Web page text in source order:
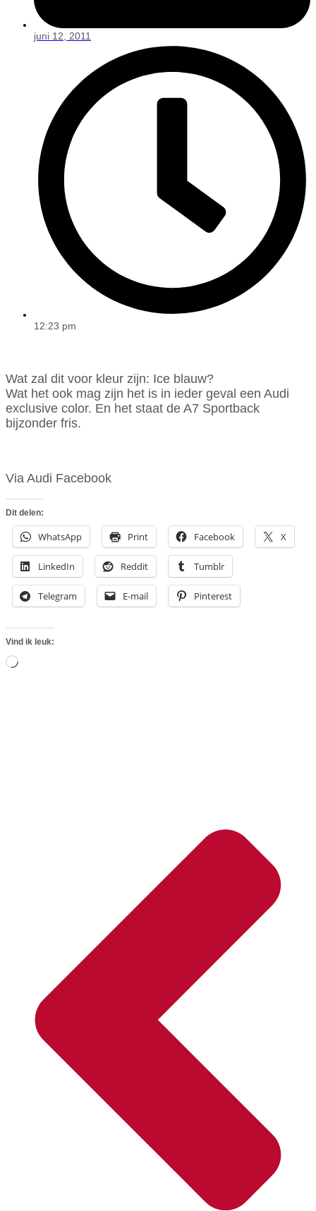
juni 12, 2011
12:23 pm
Wat zal dit voor kleur zijn: Ice blauw?
Wat het ook mag zijn het is in ieder geval een Audi
exclusive color. En het staat de A7 Sportback
bijzonder fris.
Via Audi Facebook
Dit delen:
WhatsApp Print Facebook X
LinkedIn Reddit Tumblr
Telegram E-mail Pinterest
Vind ik leuk:
Aan